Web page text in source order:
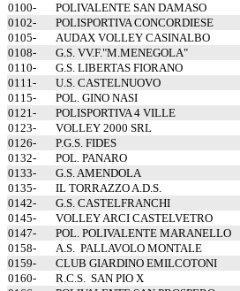
0100-
POLIVALENTE SAN DAMASO
0102-
POLISPORTIVA CONCORDIESE
0105-
AUDAX VOLLEY CASINALBO
0108-
G.S. VV.F."M.MENEGOLA"
0110-
G.S. LIBERTAS FIORANO
0111-
U.S. CASTELNUOVO
0115-
POL. GINO NASI
0121-
POLISPORTIVA 4 VILLE
0123-
VOLLEY 2000 SRL
0126-
P.G.S. FIDES
0132-
POL. PANARO
0133-
G.S. AMENDOLA
0135-
IL TORRAZZO A.D.S.
0142-
G.S. CASTELFRANCHI
0145-
VOLLEY ARCI CASTELVETRO
0147-
POL. POLIVALENTE MARANELLO
0158-
A.S. PALLAVOLO MONTALE
0159-
CLUB GIARDINO EMILCOTONI
0160-
R.C.S. SAN PIO X